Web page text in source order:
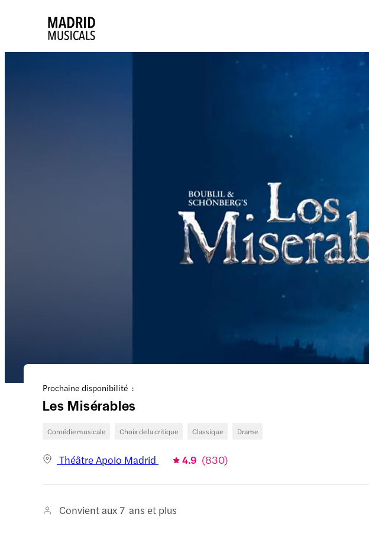
Prochaine disponibilité :
Les Misérables
Comédie musicale Choix de la critique Classique Drame
Théâtre Apolo Madrid 4.9 (830)
Convient aux 7 ans et plus